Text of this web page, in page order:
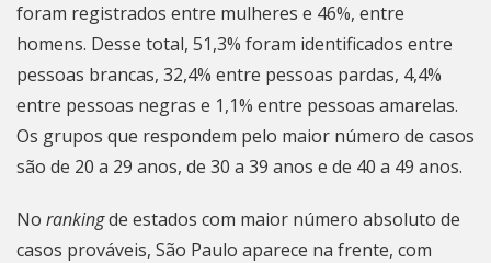
foram registrados entre mulheres e 46%, entre
homens. Desse total, 51,3% foram identificados entre
pessoas brancas, 32,4% entre pessoas pardas, 4,4%
entre pessoas negras e 1,1% entre pessoas amarelas.
Os grupos que respondem pelo maior número de casos
são de 20 a 29 anos, de 30 a 39 anos e de 40 a 49 anos.
No rankingde estados com maior número absoluto de
casos prováveis, São Paulo aparece na frente, com